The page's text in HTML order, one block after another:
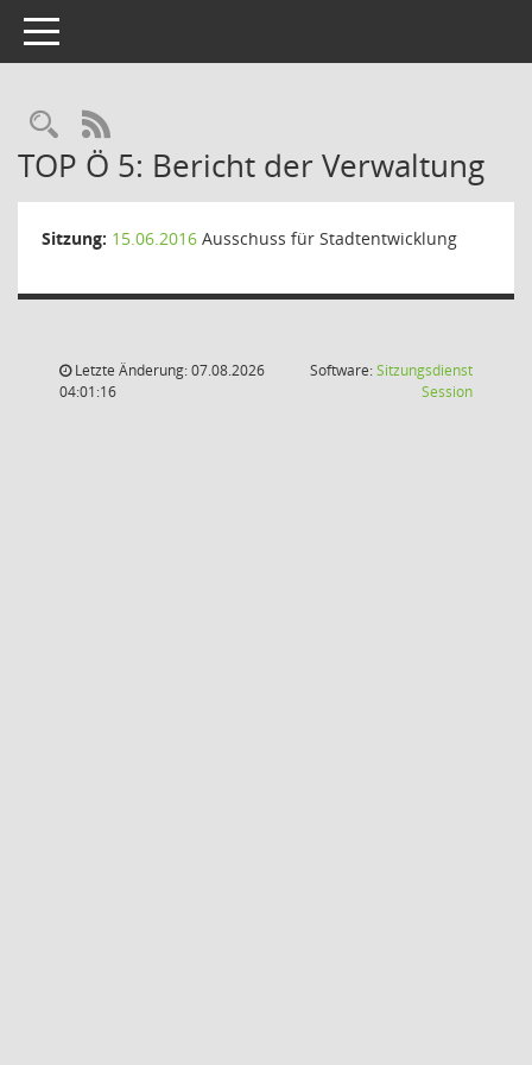
Toggle navigation
Rechercheauswahl
RSS-Feed
TOP Ö 5: Bericht der Verwaltung
Sitzung: 15.06.2016 Ausschuss für Stadtentwicklung
Letzte Änderung: 07.08.2026
04:01:16
Software:Sitzungsdienst
Session(Wird in